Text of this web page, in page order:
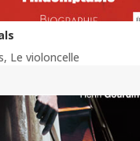
, Le violoncelle